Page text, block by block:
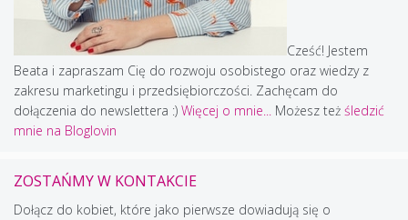
Cześć! Jestem
Beata i zapraszam Cię do rozwoju osobistego oraz wiedzy z
zakresu marketingu i przedsiębiorczości. Zachęcam do
dołączenia do newslettera :) Więcej o mnie... Możesz też śledzić
mnie na Bloglovin
ZOSTAŃMY W KONTAKCIE
Dołącz do kobiet, które jako pierwsze dowiadują się o